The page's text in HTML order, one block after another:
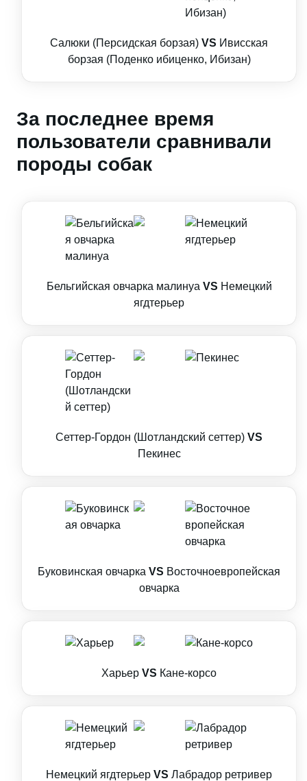
Салюки (Персидская борзая) VS Ивисская
борзая (Поденко ибиценко, Ибизан)
За последнее время
пользователи сравнивали
породы собак
Бельгийская овчарка малинуа VS Немецкий
ягдтерьер
Сеттер-Гордон (Шотландский сеттер) VS
Пекинес
Буковинская овчарка VS Восточноевропейская
овчарка
Харьер VS Кане-корсо
Немецкий ягдтерьер VS Лабрадор ретривер